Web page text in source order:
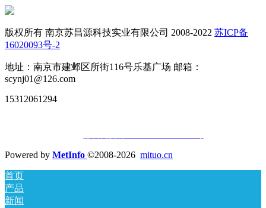
版权所有 南京苏昌源科技实业有限公司 2008-2022 苏ICP备
16020093号-2
地址：南京市建邺区所街116号乐基广场 邮箱：
scynj01@126.com
15312061294
Powered by MetInfo ©2008-2026 mituo.cn
首页
产品
新闻